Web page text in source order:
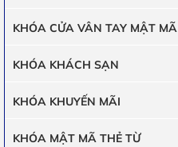
KHÓA CỬA VÂN TAY MẬT MÃ
KHÓA KHÁCH SẠN
KHÓA KHUYẾN MÃI
KHÓA MẬT MÃ THẺ TỪ